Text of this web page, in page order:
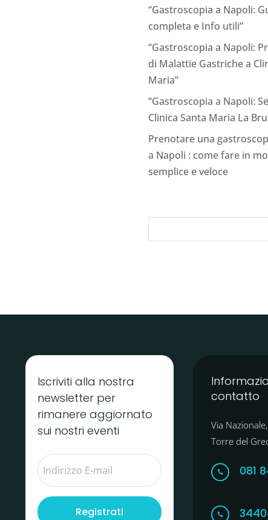
“Gastroscopia a Napoli:
completa e Info utili”
“Gastroscopia a Napoli:
di Malattie Gastriche a
Maria”
“Gastroscopia a Napoli:
Clinica Santa Maria La
Prenotare una
a Napoli : come fare in
semplice e veloce
Iscriviti alla nostra
newsletter per
rimanere aggiornato
sui nostri eventi
Registrati
contatto
Via
Torre del
 081
